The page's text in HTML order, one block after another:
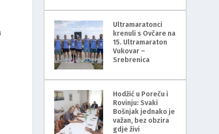
Ultramaratonci
krenuli s Ovčare na
15. Ultramaraton
Vukovar –
Srebrenica
Hodžić u Poreču i
Rovinju: Svaki
Bošnjak jednako je
važan, bez obzira
gdje živi